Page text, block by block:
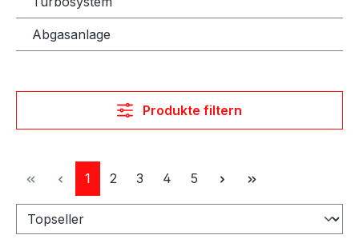
Abgasanlage
Produkte filtern
Seite
1 Seite
2 Seite
3 Seite
4 Seite
5